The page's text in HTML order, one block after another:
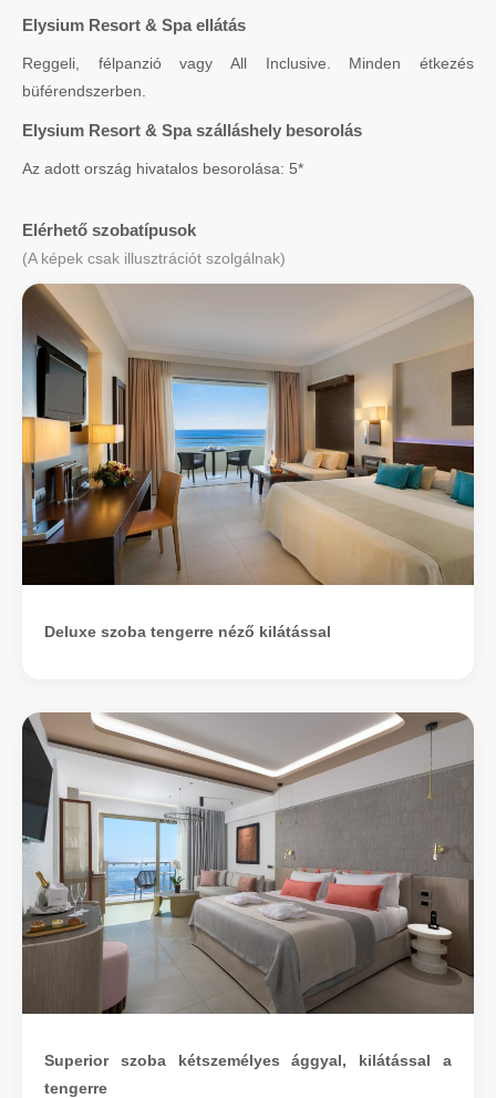
Elysium Resort & Spa ellátás
Reggeli, félpanzió vagy All Inclusive. Minden étkezés
büférendszerben.
Elysium Resort & Spa szálláshely besorolás
Az adott ország hivatalos besorolása: 5*
Elérhető szobatípusok
(A képek csak illusztrációt szolgálnak)
Deluxe szoba tengerre néző kilátással
Superior szoba kétszemélyes ággyal, kilátással a
tengerre